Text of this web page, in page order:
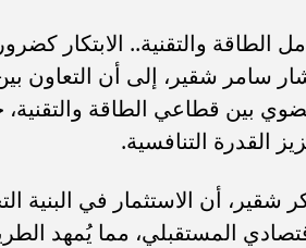
الطاقة والتقنية.. الابتكار
سامر شقير، إلى أن التعاون
بين قطاعي الطاقة والتقنية،
القدرة التنافسية.
شقير، أن الاستثمار في البنية
المستقبلي، مما يُمهد